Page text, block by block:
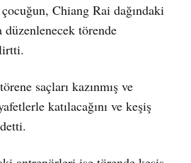
Chiang Rai dağındaki
düzenlenecek törende
saçları kazınmış ve
katılacağını ve keşiş